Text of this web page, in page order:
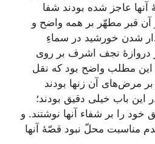
آنها عاجز شده‌ بودند شفا
آن‌ قبر مطهّر بر همه‌ واضح‌ و
شدن‌ خورشید در سماءِ
دروازۀ نجف‌ اشرف‌ بر روی‌
این‌ مطلب‌ واضح‌ بود که‌ نقل‌
مرض‌های‌ آن‌ زنها بودند
این‌ باب‌ خیلی‌ دقیق‌ بودند؛
خود را بر شفاء آنها نوشتند. و
مناسبت‌ محلّ نبود قصّۀ آنها